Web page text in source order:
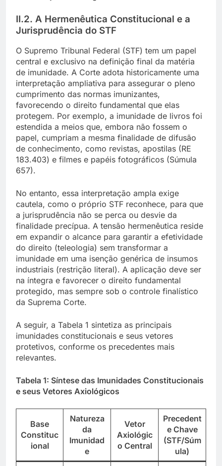
II.2. A Hermenêutica Constitucional e a
Jurisprudência do STF
O Supremo Tribunal Federal (STF) tem um papel
central e exclusivo na definição final da matéria
de imunidade. A Corte adota historicamente uma
interpretação ampliativa para assegurar o pleno
cumprimento das normas imunizantes,
favorecendo o direito fundamental que elas
protegem. Por exemplo, a imunidade de livros foi
estendida a meios que, embora não fossem o
papel, cumpriam a mesma finalidade de difusão
de conhecimento, como revistas, apostilas (RE
183.403) e filmes e papéis fotográficos (Súmula
657).
No entanto, essa interpretação ampla exige
cautela, como o próprio STF reconhece, para que
a jurisprudência não se perca ou desvie da
finalidade precípua. A tensão hermenêutica reside
em expandir o alcance para garantir a efetividade
do direito (teleologia) sem transformar a
imunidade em uma isenção genérica de insumos
industriais (restrição literal). A aplicação deve ser
na íntegra e favorecer o direito fundamental
protegido, mas sempre sob o controle finalístico
da Suprema Corte.
A seguir, a Tabela 1 sintetiza as principais
imunidades constitucionais e seus vetores
protetivos, conforme os precedentes mais
relevantes.
Tabela 1: Síntese das Imunidades Constitucionais
e seus Vetores Axiológicos
Base
Constituc
ional
Natureza
da
Imunidad
e
Vetor
Axiológic
o Central
Precedent
e Chave
(STF/Súm
ula)